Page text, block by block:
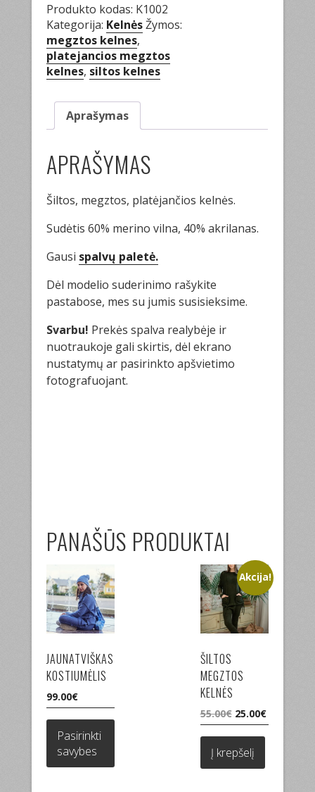
Produkto kodas: K1002
Kategorija: KelnėsŽymos:
megztos kelnes,
platejancios megztos
kelnes, siltos kelnes
Aprašymas
APRAŠYMAS
Šiltos, megztos, platėjančios kelnės.
Sudėtis 60% merino vilna, 40% akrilanas.
Gausi spalvų paletė.
Dėl modelio suderinimo rašykite
pastabose, mes su jumis susisieksime.
Svarbu! Prekės spalva realybėje ir
nuotraukoje gali skirtis, dėl ekrano
nustatymų ar pasirinkto apšvietimo
fotografuojant.
PANAŠŪS PRODUKTAI
JAUNATVIŠKAS
KOSTIUMĖLIS
99.00€
Pasirinkti
savybes
multiple
Akcija!
ŠILTOS
MEGZTOS
KELNĖS
55.00€ Original
price
was:
55.00€.
25.00€Current
price
Į krepšelį